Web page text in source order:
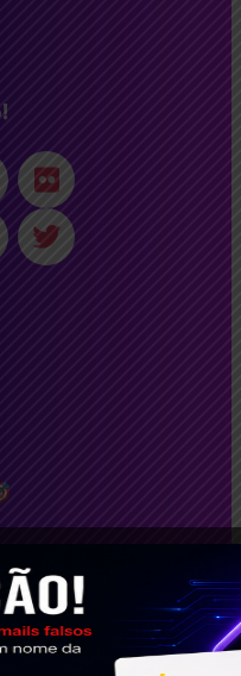
Digital HGX
Digital HGX